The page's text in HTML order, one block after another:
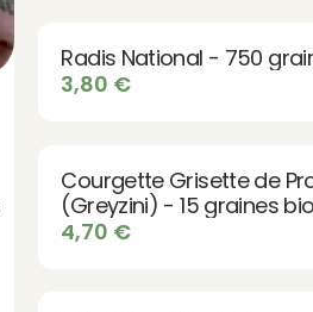
Radis National - 750
3,80 €
Courgette Grisette de
(Greyzini) - 15 graines bio
4,70 €